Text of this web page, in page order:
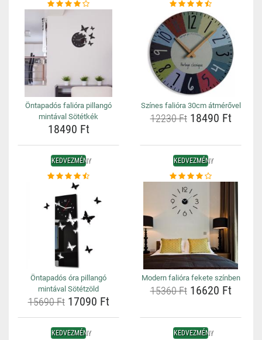
Öntapadós falióra pillangó
mintával Sötétkék
18490 Ft
Színes falióra 30cm átmérővel
12230 Ft18490 Ft
KEDVEZMÉNY
Öntapadós óra pillangó
mintával Sötétzöld
15690 Ft17090 Ft
KEDVEZMÉNY
Modern falióra fekete színben
15360 Ft16620 Ft
KEDVEZMÉNY KEDVEZMÉNY